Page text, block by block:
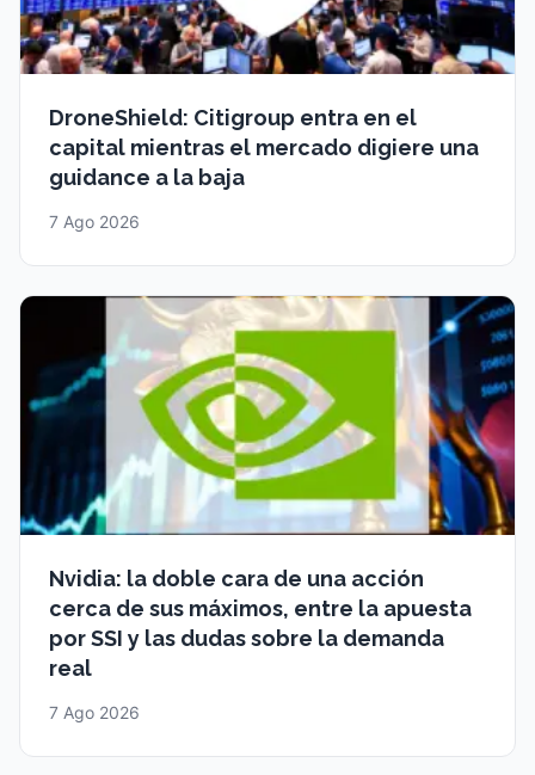
DroneShield: Citigroup entra en el
capital mientras el mercado digiere una
guidance a la baja
7 Ago 2026
Nvidia: la doble cara de una acción
cerca de sus máximos, entre la apuesta
por SSI y las dudas sobre la demanda
real
7 Ago 2026